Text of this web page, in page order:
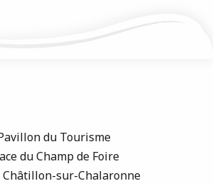
du Tourisme
du Champ de Foire
Châtillon-sur-Chalaronne